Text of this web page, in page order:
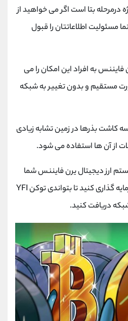
بتا است اگر می خواهید از
مسئولیت اطلاعاتتان را قبول
فایننس به افراد این امکان را می
مستقیم و بدون تغییر به شبکه
کاشت بذرها در زمین تشابه زیادی
از آن ها استفاده می شود.
ارز دیجیتال یرن فایننس شما
باید روی یک ارز دیجیتال سرمایه گذاری کنید تا بتواندی توکن YFI
دریافت کنید.